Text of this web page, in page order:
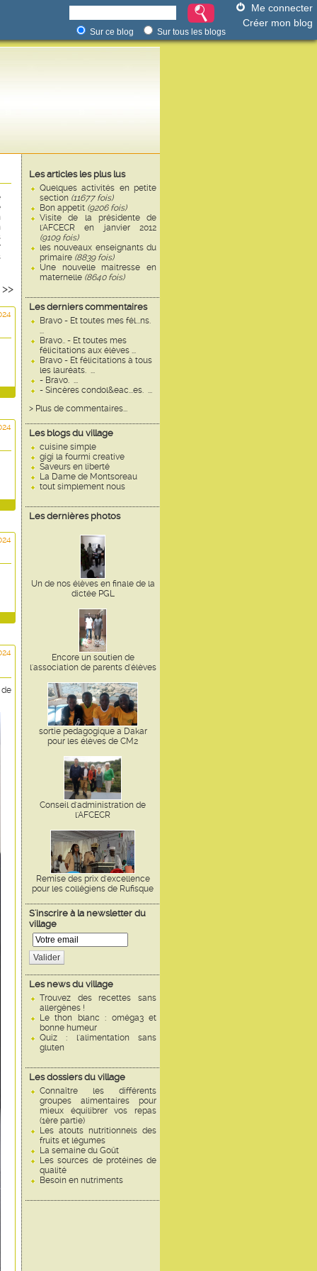
Me connecter
Créer mon blog
Sur ce blog Sur tous les blogs
Les articles les plus lus
Quelques activités en petite
section (11677 fois)
Bon appetit (9206 fois)
Visite de la présidente de
l'AFCECR en janvier 2012
(9109 fois)
les nouveaux enseignants du
primaire (8839 fois)
Une nouvelle maitresse en
maternelle (8640 fois)
Les derniers commentaires
Bravo - Et toutes mes fél...ns.
...
Bravo.. - Et toutes mes
félicitations aux élèves ...
Bravo - Et félicitations à tous
les lauréats. ...
- Bravo. ...
- Sincères condol&eac...es. ...
> Plus de commentaires...
Les blogs du village
cuisine simple
gigi la fourmi creative
Saveurs en liberté
La Dame de Montsoreau
tout simplement nous
Les dernières photos
Un de nos élèves en finale de la
dictée PGL
Encore un soutien de
l'association de parents d'élèves
sortie pedagogique a Dakar
pour les élèves de CM2
Conseil d'administration de
l'AFCECR
Remise des prix d'excellence
pour les collégiens de Rufisque
S'inscrire à la newsletter du
village
Valider
Les news du village
Trouvez des recettes sans
allergènes !
Le thon blanc : oméga3 et
bonne humeur
Quiz : l'alimentation sans
gluten
Les dossiers du village
Connaître les différents
groupes alimentaires pour
mieux équilibrer vos repas
(1ère partie)
Les atouts nutritionnels des
fruits et légumes
La semaine du Goût
Les sources de protéines de
qualité
Besoin en nutriments
>>